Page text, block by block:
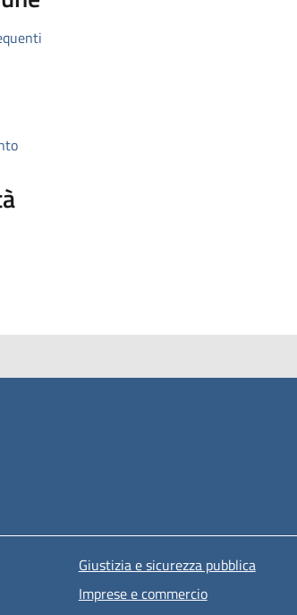
Giustizia e sicurezza pubblica
Imprese e commercio